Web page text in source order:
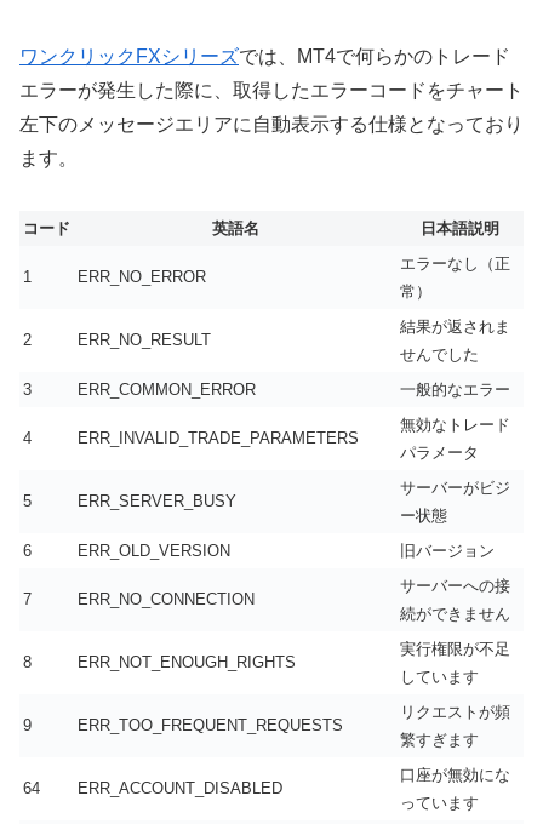
ワンクリックFXシリーズでは、MT4で何らかのトレード
エラーが発生した際に、取得したエラーコードをチャート
左下のメッセージエリアに自動表示する仕様となっており
ます。
コード 英語名 日本語説明
1 ERR_NO_ERROR
エラーなし（正
常）
2 ERR_NO_RESULT
結果が返されま
せんでした
3
ERR_COMMON_ERROR 一般的なエラー
4 ERR_INVALID_TRADE_PARAMETERS
無効なトレード
パラメータ
5 ERR_SERVER_BUSY
サーバーがビジ
ー状態
6
ERR_OLD_VERSION 旧バージョン
7 ERR_NO_CONNECTION
サーバーへの接
続ができません
8 ERR_NOT_ENOUGH_RIGHTS
実行権限が不足
しています
9 ERR_TOO_FREQUENT_REQUESTS
リクエストが頻
繁すぎます
64 ERR_ACCOUNT_DISABLED
口座が無効にな
っています